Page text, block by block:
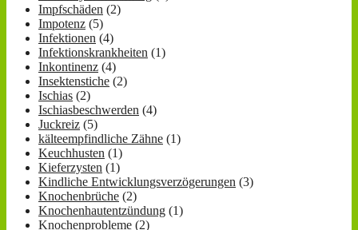
Impfschäden (2)
Impotenz (5)
Infektionen (4)
Infektionskrankheiten (1)
Inkontinenz (4)
Insektenstiche (2)
Ischias (2)
Ischiasbeschwerden (4)
Juckreiz (5)
kälteempfindliche Zähne (1)
Keuchhusten (1)
Kieferzysten (1)
Kindliche Entwicklungsverzögerungen (3)
Knochenbrüche (2)
Knochenhautentzündung (1)
Knochenprobleme (2)